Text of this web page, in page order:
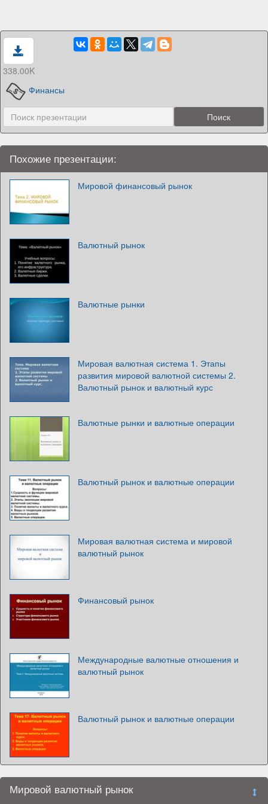
338.00K
Финансы
Похожие презентации:
Мировой финансовый рынок
Валютный рынок
Валютные рынки
Мировая валютная система 1. Этапы
развития мировой валютной системы 2.
Валютный рынок и валютный курс
Валютные рынки и валютные операции
Валютный рынок и валютные операции
Мировая валютная система и мировой
валютный рынок
Финансовый рынок
Международные валютные отношения и
валютный рынок
Валютный рынок и валютные операции
Мировой валютный рынок